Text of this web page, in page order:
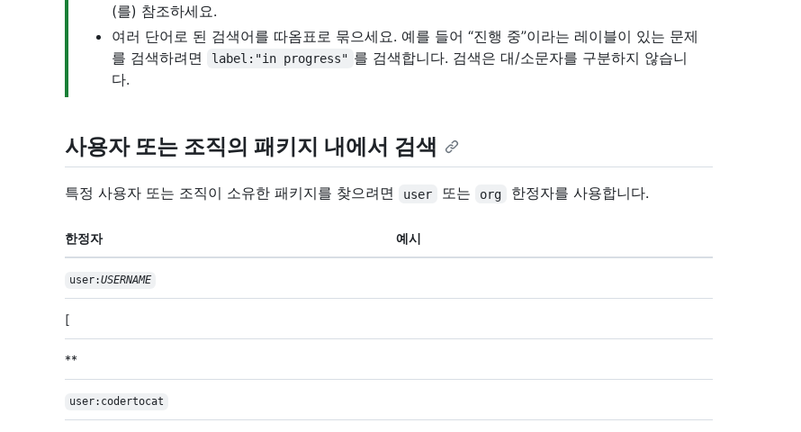
(를) 참조하세요.
여러 단어로 된 검색어를 따옴표로 묶으세요. 예를 들어 “진행 중”이라는 레이블이 있는 문제
를 검색하려면
label:"in progress" 를 검색합니다. 검색은 대/소문자를 구분하지 않습니
다.
사용자 또는 조직의 패키지 내에서 검색
특정 사용자 또는 조직이 소유한 패키지를 찾으려면 user 또는 org 한정자를 사용합니다.
한정자 예시
user:USERNAME
[
**
user:codertocat